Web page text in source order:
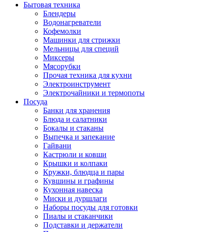
Бытовая техника
Блендеры
Водонагреватели
Кофемолки
Машинки для стрижки
Мельницы для специй
Миксеры
Мясорубки
Прочая техника для кухни
Электроинструмент
Электрочайники и термопоты
Посуда
Банки для хранения
Блюда и салатники
Бокалы и стаканы
Выпечка и запекание
Гайвани
Кастрюли и ковши
Крышки и колпаки
Кружки, блюдца и пары
Кувшины и графины
Кухонная навеска
Миски и дуршлаги
Наборы посуды для готовки
Пиалы и стаканчики
Подставки и держатели